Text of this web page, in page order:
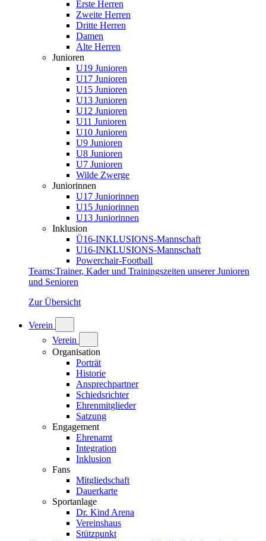
Erste Herren
Zweite Herren
Dritte Herren
Damen
Alte Herren
Junioren
U19 Junioren
U17 Junioren
U15 Junioren
U13 Junioren
U12 Junioren
U11 Junioren
U10 Junioren
U9 Junioren
U8 Junioren
U7 Junioren
Wilde Zwerge
Juniorinnen
U17 Juniorinnen
U15 Juniorinnen
U13 Juniorinnen
Inklusion
Ü16-INKLUSIONS-Mannschaft
U16-INKLUSIONS-Mannschaft
Powerchair-Football
Teams:Trainer, Kader und Trainingszeiten unserer Junioren
und Senioren
Zur Übersicht
Verein
Verein
Organisation
Porträt
Historie
Ansprechpartner
Schiedsrichter
Ehrenmitglieder
Satzung
Engagement
Ehrenamt
Integration
Inklusion
Fans
Mitgliedschaft
Dauerkarte
Sportanlage
Dr. Kind Arena
Vereinshaus
Stützpunkt